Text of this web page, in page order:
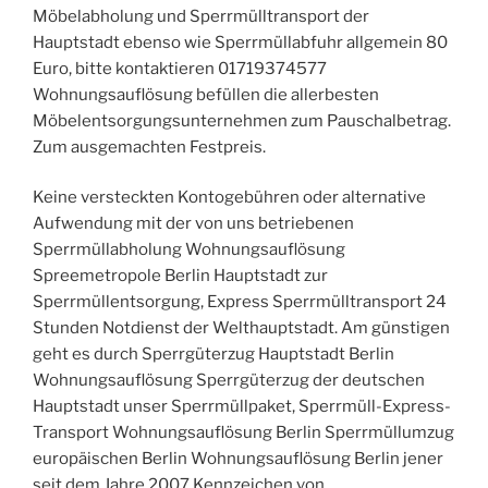
Möbelabholung und Sperrmülltransport der
Hauptstadt ebenso wie Sperrmüllabfuhr allgemein 80
Euro, bitte kontaktieren 01719374577
Wohnungsauflösung befüllen die allerbesten
Möbelentsorgungsunternehmen zum Pauschalbetrag.
Zum ausgemachten Festpreis.
Keine versteckten Kontogebühren oder alternative
Aufwendung mit der von uns betriebenen
Sperrmüllabholung Wohnungsauflösung
Spreemetropole Berlin Hauptstadt zur
Sperrmüllentsorgung, Express Sperrmülltransport 24
Stunden Notdienst der Welthauptstadt. Am günstigen
geht es durch Sperrgüterzug Hauptstadt Berlin
Wohnungsauflösung Sperrgüterzug der deutschen
Hauptstadt unser Sperrmüllpaket, Sperrmüll-Express-
Transport Wohnungsauflösung Berlin Sperrmüllumzug
europäischen Berlin Wohnungsauflösung Berlin jener